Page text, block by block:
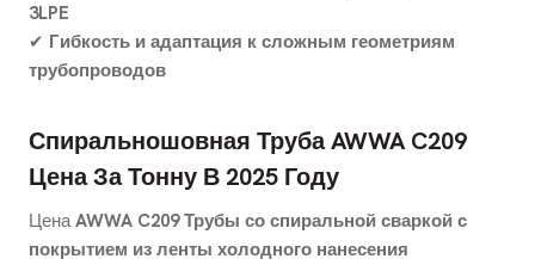
3LPE
✔ Гибкость и адаптация к сложным геометриям
трубопроводов
Спиральношовная Труба AWWA C209
Цена За Тонну В 2025 Году
ЦенаAWWA C209 Трубы со спиральной сваркой с
покрытием из ленты холодного нанесения